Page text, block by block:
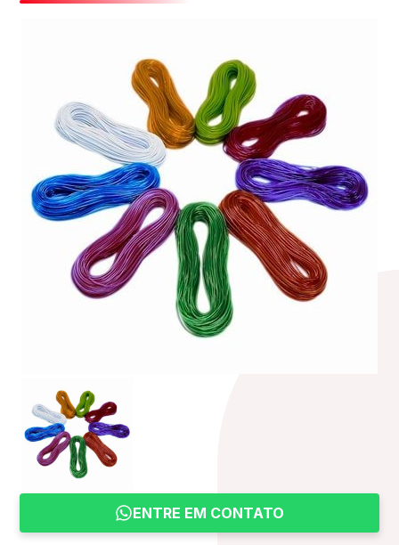
ENTRE EM CONTATO